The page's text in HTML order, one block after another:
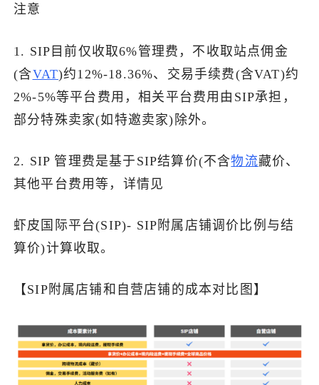
注意
1. SIP目前仅收取6%管理费，不收取站点佣金
(含VAT)约12%-18.36%、交易手续费(含VAT)约
2%-5%等平台费用，相关平台费用由SIP承担，
部分特殊卖家(如特邀卖家)除外。
2. SIP 管理费是基于SIP结算价(不含物流藏价、
其他平台费用等，详情见
虾皮国际平台(SIP)- SIP附属店铺调价比例与结
算价)计算收取。
【SIP附属店铺和自营店铺的成本对比图】